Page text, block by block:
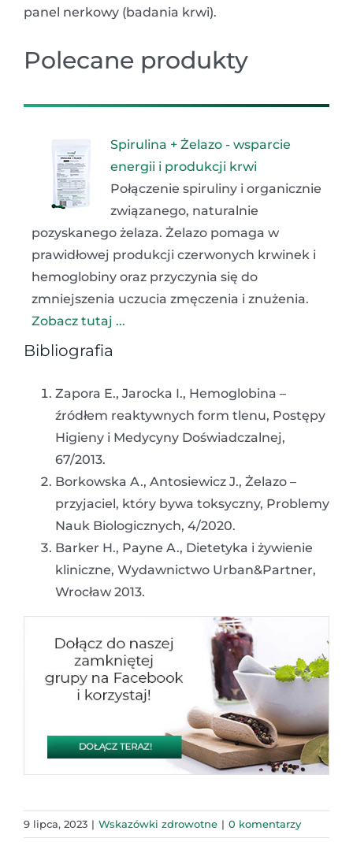
panel nerkowy (badania krwi).
Polecane produkty
Spirulina + Żelazo - wsparcie
energii i produkcji krwi
Połączenie spiruliny i organicznie
związanego, naturalnie
pozyskanego żelaza. Żelazo pomaga w
prawidłowej produkcji czerwonych krwinek i
hemoglobiny oraz przyczynia się do
zmniejszenia uczucia zmęczenia i znużenia.
Zobacz tutaj ...
Bibliografia
Zapora E., Jarocka I., Hemoglobina –
źródłem reaktywnych form tlenu, Postępy
Higieny i Medycyny Doświadczalnej,
67/2013.
Borkowska A., Antosiewicz J., Żelazo –
przyjaciel, który bywa toksyczny, Problemy
Nauk Biologicznych, 4/2020.
Barker H., Payne A., Dietetyka i żywienie
kliniczne, Wydawnictwo Urban&Partner,
Wrocław 2013.
9 lipca, 2023 | Wskazówki zdrowotne | 0 komentarzy